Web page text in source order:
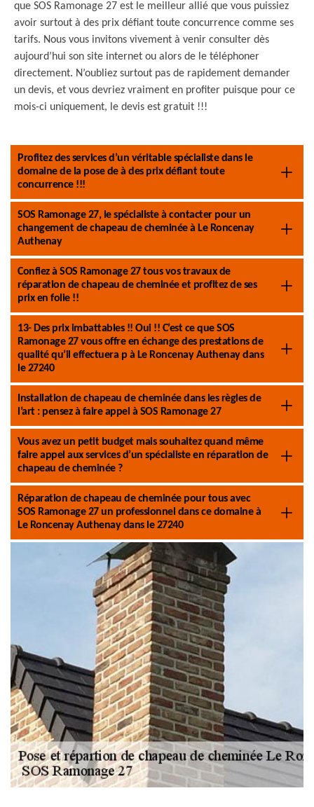
que SOS Ramonage 27 est le meilleur allié que vous puissiez
avoir surtout à des prix défiant toute concurrence comme ses
tarifs. Nous vous invitons vivement à venir consulter dès
aujourd’hui son site internet ou alors de le téléphoner
directement. N’oubliez surtout pas de rapidement demander
un devis, et vous devriez vraiment en profiter puisque pour ce
mois-ci uniquement, le devis est gratuit !!!
Profitez des services d’un véritable spécialiste dans le
domaine de la pose de à des prix défiant toute
concurrence !!!
SOS Ramonage 27, le spécialiste à contacter pour un
changement de chapeau de cheminée à Le Roncenay
Authenay
Confiez à SOS Ramonage 27 tous vos travaux de
réparation de chapeau de cheminée et profitez de ses
prix en folie !!
13- Des prix imbattables !! Oui !! C’est ce que SOS
Ramonage 27 vous offre en échange des prestations de
qualité qu’il effectuera p à Le Roncenay Authenay dans
le 27240
Installation de chapeau de cheminée dans les règles de
l’art : pensez à faire appel à SOS Ramonage 27
Vous avez un petit budget mais souhaitez quand même
faire appel aux services d’un spécialiste en réparation de
chapeau de cheminée ?
Réparation de chapeau de cheminée pour tous avec
SOS Ramonage 27 un professionnel dans ce domaine à
Le Roncenay Authenay dans le 27240